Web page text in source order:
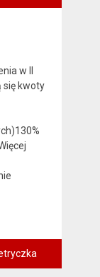
w II
się kwoty